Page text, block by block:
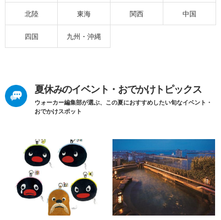
北陸 東海 関西 中国
四国 九州・沖縄
夏休みのイベント・おでかけトピックス
ウォーカー編集部が選ぶ、この夏におすすめしたい旬なイベント・
おでかけスポット